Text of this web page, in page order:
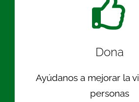
Dona
Ayúdanos a mejorar la
personas